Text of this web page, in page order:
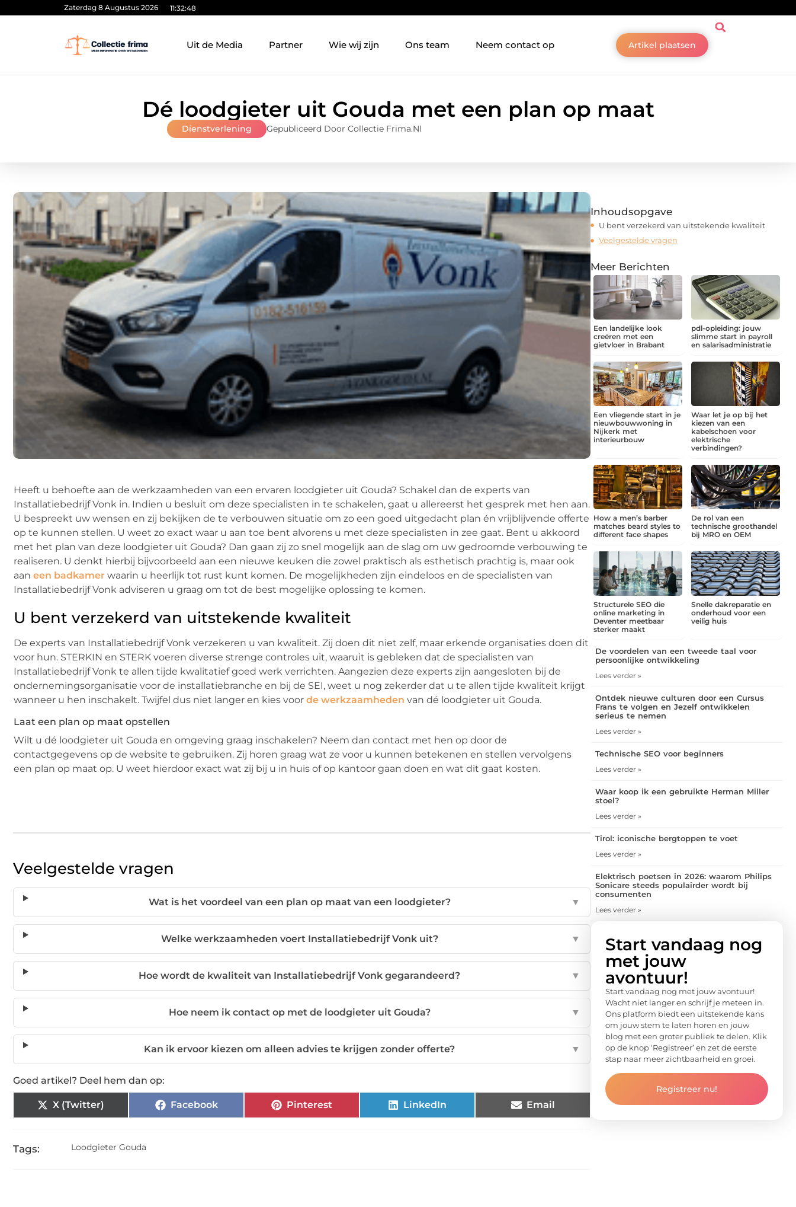
Zaterdag 8 Augustus 2026 11:32:49
Uit de Media Partner Wie wij zijn Ons team Neem contact op Artikel plaatsen
Dé loodgieter uit Gouda met een plan op maat
Dienstverlening Gepubliceerd Door Collectie Frima.nl
Heeft u behoefte aan de werkzaamheden van een ervaren loodgieter uit Gouda? Schakel dan de experts van
Installatiebedrijf Vonk in. Indien u besluit om deze specialisten in te schakelen, gaat u allereerst het gesprek met hen aan.
U bespreekt uw wensen en zij bekijken de te verbouwen situatie om zo een goed uitgedacht plan én vrijblijvende offerte
op te kunnen stellen. U weet zo exact waar u aan toe bent alvorens u met deze specialisten in zee gaat. Bent u akkoord
met het plan van deze loodgieter uit Gouda? Dan gaan zij zo snel mogelijk aan de slag om uw gedroomde verbouwing te
realiseren. U denkt hierbij bijvoorbeeld aan een nieuwe keuken die zowel praktisch als esthetisch prachtig is, maar ook
aan een badkamer waarin u heerlijk tot rust kunt komen. De mogelijkheden zijn eindeloos en de specialisten van
Installatiebedrijf Vonk adviseren u graag om tot de best mogelijke oplossing te komen.
U bent verzekerd van uitstekende kwaliteit
De experts van Installatiebedrijf Vonk verzekeren u van kwaliteit. Zij doen dit niet zelf, maar erkende organisaties doen dit
voor hun. STERKIN en STERK voeren diverse strenge controles uit, waaruit is gebleken dat de specialisten van
Installatiebedrijf Vonk te allen tijde kwalitatief goed werk verrichten. Aangezien deze experts zijn aangesloten bij de
ondernemingsorganisatie voor de installatiebranche en bij de SEI, weet u nog zekerder dat u te allen tijde kwaliteit krijgt
wanneer u hen inschakelt. Twijfel dus niet langer en kies voor de werkzaamheden van dé loodgieter uit Gouda.
Laat een plan op maat opstellen
Wilt u dé loodgieter uit Gouda en omgeving graag inschakelen? Neem dan contact met hen op door de
contactgegevens op de website te gebruiken. Zij horen graag wat ze voor u kunnen betekenen en stellen vervolgens
een plan op maat op. U weet hierdoor exact wat zij bij u in huis of op kantoor gaan doen en wat dit gaat kosten.
Veelgestelde vragen
Wat is het voordeel van een plan op maat van een loodgieter? ▼
Welke werkzaamheden voert Installatiebedrijf Vonk uit? ▼
Hoe wordt de kwaliteit van Installatiebedrijf Vonk gegarandeerd? ▼
Hoe neem ik contact op met de loodgieter uit Gouda? ▼
Kan ik ervoor kiezen om alleen advies te krijgen zonder offerte? ▼
Goed artikel? Deel hem dan op:
X (Twitter) Facebook Pinterest LinkedIn Email
Tags: Loodgieter Gouda
Inhoudsopgave
U bent verzekerd van uitstekende kwaliteit
Veelgestelde vragen
Meer Berichten
Een landelijke look
creëren met een
gietvloer in Brabant
pdl-opleiding: jouw
slimme start in payroll
en salarisadministratie
Een vliegende start in je
nieuwbouwwoning in
Nijkerk met
interieurbouw
Waar let je op bij het
kiezen van een
kabelschoen voor
elektrische
verbindingen?
How a men’s barber
matches beard styles to
different face shapes
De rol van een
technische groothandel
bij MRO en OEM
Structurele SEO die
online marketing in
Deventer meetbaar
sterker maakt
Snelle dakreparatie en
onderhoud voor een
veilig huis
De voordelen van een tweede taal voor
persoonlijke ontwikkeling
Lees verder »
Ontdek nieuwe culturen door een Cursus
Frans te volgen en Jezelf ontwikkelen
serieus te nemen
Lees verder »
Technische SEO voor beginners
Lees verder »
Waar koop ik een gebruikte Herman Miller
stoel?
Lees verder »
Tirol: iconische bergtoppen te voet
Lees verder »
Elektrisch poetsen in 2026: waarom Philips
Sonicare steeds populairder wordt bij
consumenten
Lees verder »
Start vandaag nog
met jouw
avontuur!
Start vandaag nog met jouw avontuur!
Wacht niet langer en schrijf je meteen in.
Ons platform biedt een uitstekende kans
om jouw stem te laten horen en jouw
blog met een groter publiek te delen. Klik
op de knop ‘Registreer’ en zet de eerste
stap naar meer zichtbaarheid en groei.
Registreer nu!